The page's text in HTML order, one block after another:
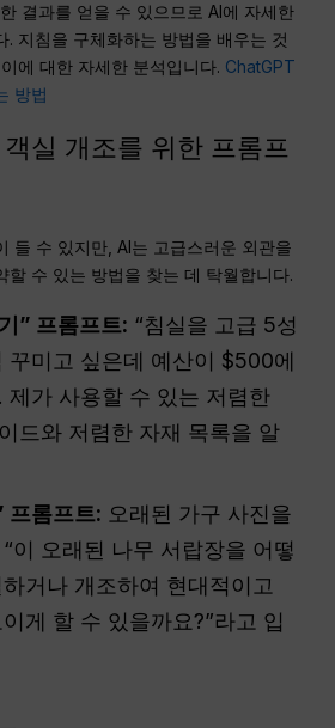
결과를 얻을 수 있으므로 AI에 자세한
. 지침을 구체화하는 방법을 배우는 것
에 대한 자세한 분석입니다. ChatGPT
방법
실 개조를 위한 프롬프
들 수 있지만, AI는 고급스러운 외관을
할 수 있는 방법을 찾는 데 탁월합니다.
” 프롬프트: “침실을 고급 5성
꾸미고 싶은데 예산이 $500에
제가 사용할 수 있는 저렴한
드와 저렴한 자재 목록을 알
프롬프트: 오래된 가구 사진을
이 오래된 나무 서랍장을 어떻
거나 개조하여 현대적이고
게 할 수 있을까요?”라고 입